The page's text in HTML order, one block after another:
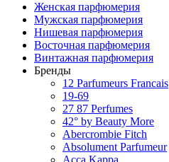
Женская парфюмерия
Мужская парфюмерия
Нишевая парфюмерия
Восточная парфюмерия
Винтажная парфюмерия
Бренды
12 Parfumeurs Francais
19-69
27 87 Perfumes
42° by Beauty More
Abercrombie Fitch
Absolument Parfumeur
Acca Kappa